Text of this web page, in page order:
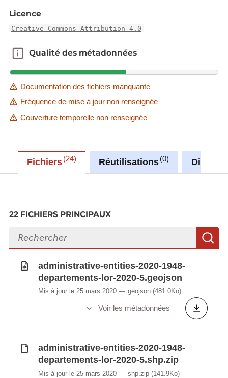
Licence
Creative Commons Attribution 4.0
Qualité des métadonnées
Qualité des métadonnées
Documentation des fichiers manquante
Fréquence de mise à jour non renseignée
Couverture temporelle non renseignée
Fichiers 24 Réutilisations 0
22 FICHIERS PRINCIPAUX
Rechercher des fichiers
administrative-entities-2020-1948-
departements-lor-2020-5.geojson
Mis à jour le 25 mars 2020 geojson (481.0Ko)
Voir les métadonnées
administrative-entities-2020-1948-
departements-lor-2020-5.shp.zip
Mis à jour le 25 mars 2020 shp.zip (141.9Ko)